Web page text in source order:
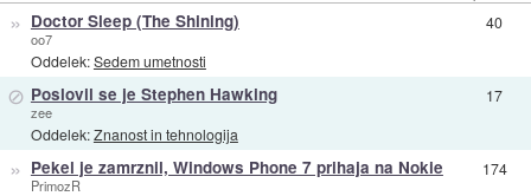
» Doctor Sleep (The Shining)
oo7
Oddelek:Sedem umetnosti
40
⊘ Poslovil se je Stephen Hawking
zee
Oddelek:Znanost in tehnologija
17
» Pekel je zamrznil, Windows Phone 7 prihaja na Nokie
PrimozR
174